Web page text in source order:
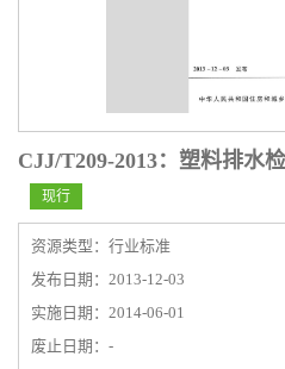
CJJ/T209-2013：塑料排水
现行
资源类型：行业标准
发布日期：2013-12-03
实施日期：2014-06-01
废止日期：-